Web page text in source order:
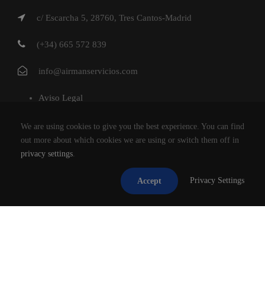
c/ Escarcha 5, 28760, Tres Cantos-Madrid
(+34) 665 572 839
info@airmanservicios.com
Aviso Legal
Política de Cookies
AIRMAN SERVICIOS DE RESTAURACION S.L.
TODOS LOS DERECHOS RESERVADOS.
We are using cookies to give you the best experience. You can find
out more about which cookies we are using or switch them off in
privacy settings.
Accept Privacy Settings